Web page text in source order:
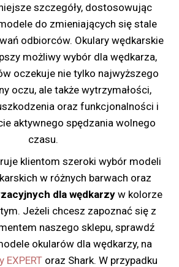
szczegóły, dostosowując
do zmieniających się stale
odbiorców. Okulary wędkarskie
możliwy wybór dla wędkarza,
oczekuje nie tylko najwyższego
oczu, ale także wytrzymałości,
oraz funkcjonalności i
aktywnego spędzania wolnego
czasu.
klientom szeroki wybór modeli
w różnych barwach oraz
dla wędkarzyw kolorze
Jeżeli chcesz zapoznać się z
naszego sklepu, sprawdź
okularów dla wędkarzy, na
EXPERToraz Shark. W przypadku